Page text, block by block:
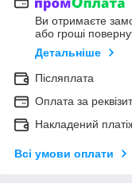
Ви отримаєте
або гроші
Детальніше
Післяплата
Оплата за
Накладений
Всі умови оплати